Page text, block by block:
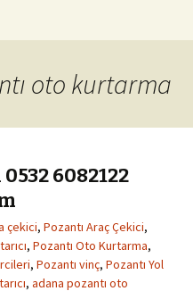
0542
Çekici
oto kurtarma
6082122
çekici, Pozantı Araç Çekici,
, Pozantı Oto Kurtarma,
, Pozantı vinç, Pozantı Yol
, adana pozantı oto